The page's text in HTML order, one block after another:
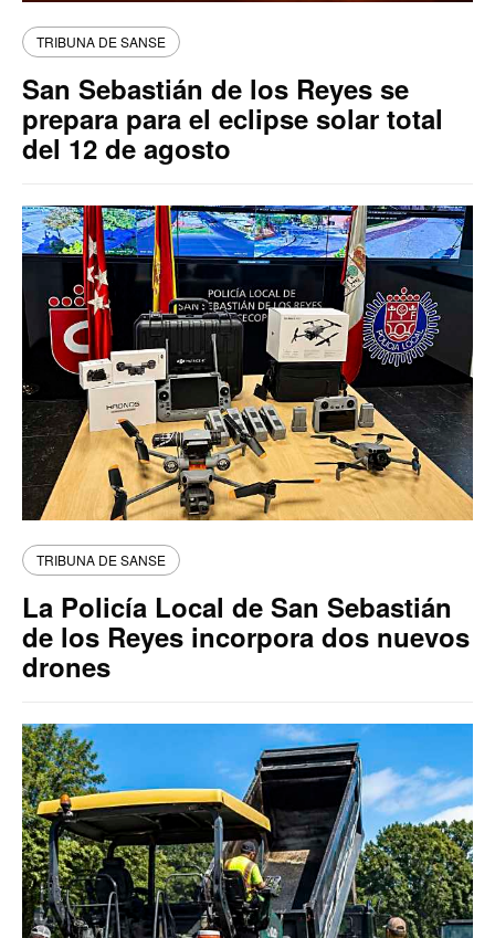
TRIBUNA DE SANSE
San Sebastián de los Reyes se
prepara para el eclipse solar total
del 12 de agosto
TRIBUNA DE SANSE
La Policía Local de San Sebastián
de los Reyes incorpora dos nuevos
drones